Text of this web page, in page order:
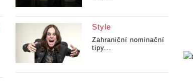
Style
Zahraniční nominační
tipy...